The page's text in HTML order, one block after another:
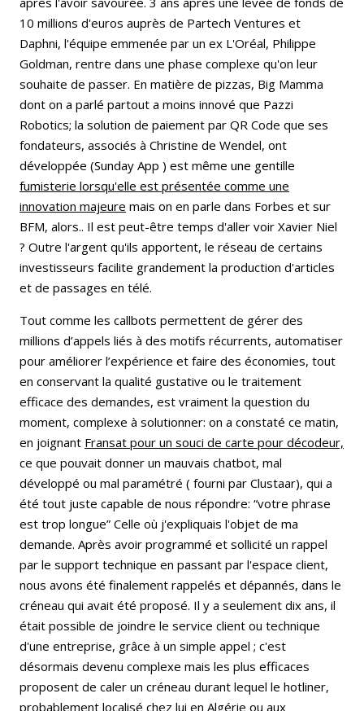
10 millions d'euros auprès de Partech Ventures et
Daphni, l'équipe emmenée par un ex L'Oréal, Philippe
Goldman, rentre dans une phase complexe qu'on leur
souhaite de passer. En matière de pizzas, Big Mamma
dont on a parlé partout a moins innové que Pazzi
Robotics; la solution de paiement par QR Code que ses
fondateurs, associés à Christine de Wendel, ont
développée (Sunday App ) est même une gentille
fumisterie lorsqu'elle est présentée comme une
innovation majeure mais on en parle dans Forbes et sur
BFM, alors.. Il est peut-être temps d'aller voir Xavier Niel
? Outre l'argent qu'ils apportent, le réseau de certains
investisseurs facilite grandement la production d'articles
et de passages en télé.
Tout comme les callbots permettent de gérer des
millions d’appels liés à des motifs récurrents, automatiser
pour améliorer l’expérience et faire des économies, tout
en conservant la qualité gustative ou le traitement
efficace des demandes, est vraiment la question du
moment, complexe à solutionner: on a constaté ce matin,
en joignant Fransat pour un souci de carte pour décodeur,
ce que pouvait donner un mauvais chatbot, mal
développé ou mal paramétré ( fourni par Clustaar), qui a
été tout juste capable de nous répondre: “votre phrase
est trop longue” Celle où j'expliquais l'objet de ma
demande. Après avoir programmé et sollicité un rappel
par le support technique en passant par l'espace client,
nous avons été finalement rappelés et dépannés, dans le
créneau qui avait été proposé. Il y a seulement dix ans, il
était possible de joindre le service client ou technique
d'une entreprise, grâce à un simple appel ; c'est
désormais devenu complexe mais les plus efficaces
proposent de caler un créneau durant lequel le hotliner,
probablement localisé chez lui en Algérie ou aux